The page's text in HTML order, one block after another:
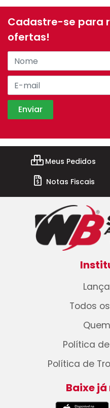
Cadastre-se para
ofertas!
Meus Pedidos
Notas Fiscais
Todos
Política
Política de
Baixe já